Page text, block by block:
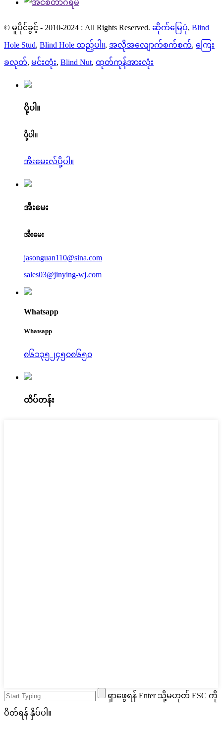
© မူပိုင်ခွင့် - 2010-2024 : All Rights Reserved. ဆိုက်မြေပုံ, Blind
Hole Stud, Blind Hole ထည့်ပါ။, အလိုအလျောက်စက်စက်, ကြေး
ခလုတ်, မင်းတုံး, Blind Nut, ထုတ်ကုန်အားလုံး
ပို့ပါ။
ပို့ပါ။
အီးမေးလ်ပို့ပါ။
အီးမေး
အီးမေး
jasonguan110@sina.com
sales03@jinying-wj.com
Whatsapp
Whatsapp
၈၆၁၃၅၂၄၅၀၈၆၅၀
ထိပ်တန်း
ရှာဖွေရန် Enter သို့မဟုတ် ESC ကို
ပိတ်ရန် နှိပ်ပါ။